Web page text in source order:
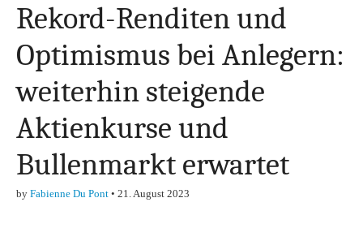
Finanzen,
Marketing-, Vertrieb-
& Investment-Tipps
Rekord-Renditen und
Optimismus bei Anlegern:
weiterhin steigende
Aktienkurse und
Bullenmarkt erwartet
by Fabienne Du Pont • 21. August 2023